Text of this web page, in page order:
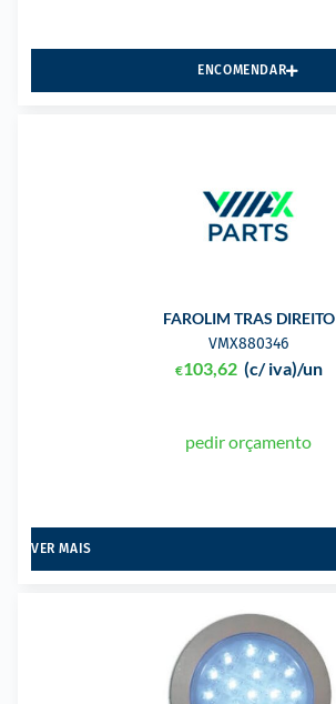
ENCOMENDAR
FAROLIM TRAS DIREITO
VMX880346
€103,62 (c/ iva)/un
pedir orçamento
VER MAIS